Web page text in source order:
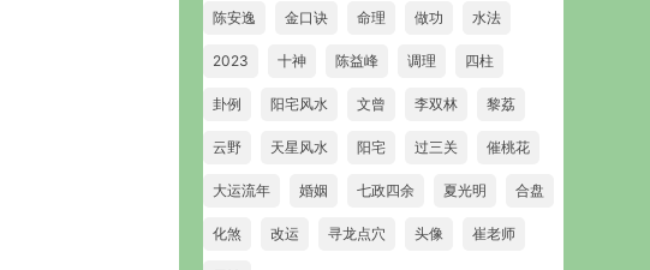
陈安逸 金口诀 命理 做功 水法
2023 十神 陈益峰 调理 四柱
卦例 阳宅风水 文曾 李双林 黎荔
云野 天星风水 阳宅 过三关 催桃花
大运流年 婚姻 七政四余 夏光明 合盘
化煞 改运 寻龙点穴 头像 崔老师